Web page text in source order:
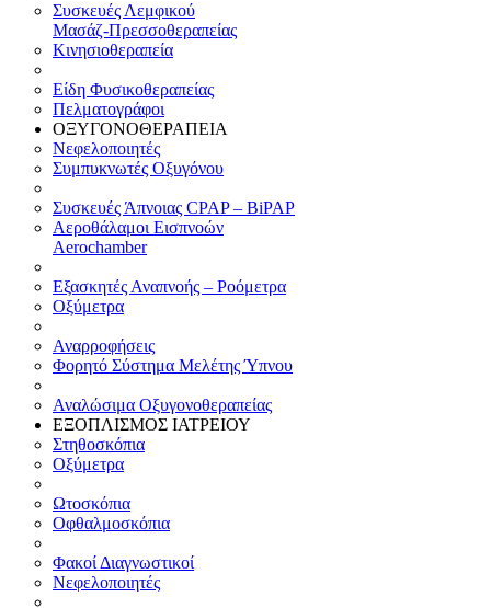
Συσκευές Λεμφικού
Μασάζ-Πρεσσοθεραπείας
Κινησιοθεραπεία
Είδη Φυσικοθεραπείας
Πελματογράφοι
ΟΞΥΓΟΝΟΘΕΡΑΠΕΙΑ
Νεφελοποιητές
Συμπυκνωτές Οξυγόνου
Συσκευές Άπνοιας CPAP – BiPAP
Αεροθάλαμοι Εισπνοών
Aerochamber
Εξασκητές Αναπνοής – Ροόμετρα
Οξύμετρα
Αναρροφήσεις
Φορητό Σύστημα Μελέτης Ύπνου
Αναλώσιμα Οξυγονοθεραπείας
ΕΞΟΠΛΙΣΜΟΣ ΙΑΤΡΕΙΟΥ
Στηθοσκόπια
Οξύμετρα
Ωτοσκόπια
Οφθαλμοσκόπια
Φακοί Διαγνωστικοί
Νεφελοποιητές